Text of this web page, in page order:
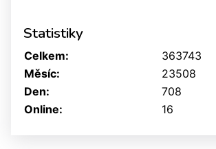
Statistiky
Online: 16
Celkem:
363743
Měsíc:
23508
Den:
708